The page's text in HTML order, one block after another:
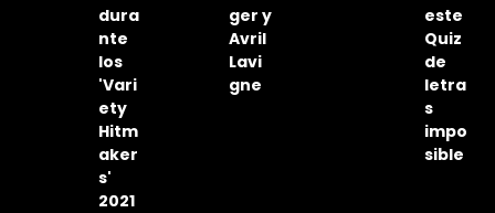
dura
nte
los
'Vari
ety
Hitm
aker
s'
2021
ger y
Avril
Lavi
gne
este
Quiz
de
letra
s
impo
sible